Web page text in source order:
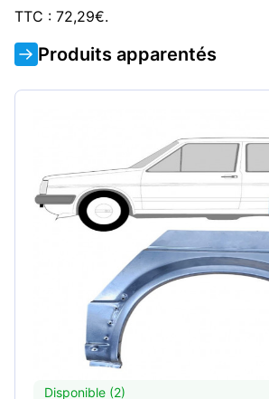
TTC : 72,29€.
Produits apparentés
Disponible (2)